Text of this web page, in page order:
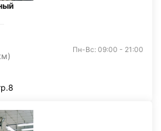
Пн-Вс: 09:00 - 21:00